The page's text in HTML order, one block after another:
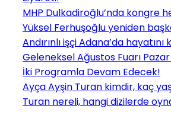
MHP Dulkadiroğlu’nda kongre
Yüksel Ferhuşoğlu yeniden
Andırınlı işçi Adana’da
Geleneksel Ağustos Fuarı
İki Programla Devam Edecek!
Ayça Ayşin Turan kimdir, kaç
Turan nereli, hangi dizilerde